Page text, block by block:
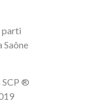
parti
Saône
SCP ®